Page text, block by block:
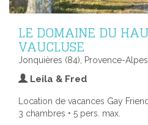
LE DOMAINE DU
VAUCLUSE
Jonquières (84), Provence-
Leila & Fred
Location de vacances Gay
3 chambres • 5 pers. max.